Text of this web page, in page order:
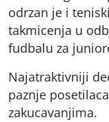
odrzan je i
takmicenja u
fudbalu za
Najatraktivniji
paznje
zakucavanjima.